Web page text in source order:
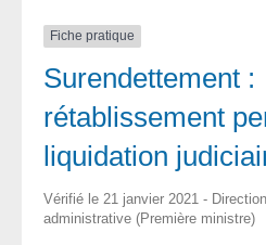
Fiche pratique
Surendettement :
rétablissement
liquidation
Vérifié le 21 janvier 2021 -
administrative (Première ministre)